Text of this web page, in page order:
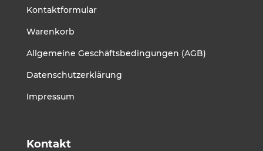
Kontaktformular
Warenkorb
Allgemeine Geschäftsbedingungen (AGB)
Datenschutzerklärung
Impressum
Kontakt